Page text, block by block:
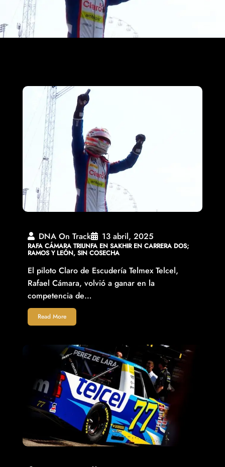
DNA On Track 13 abril, 2025
RAFA CÁMARA TRIUNFA EN SAKHIR EN CARRERA DOS;
RAMOS Y LEÓN, SIN COSECHA
El piloto Claro de Escudería Telmex Telcel,
Rafael Cámara, volvió a ganar en la
competencia de…
Read More